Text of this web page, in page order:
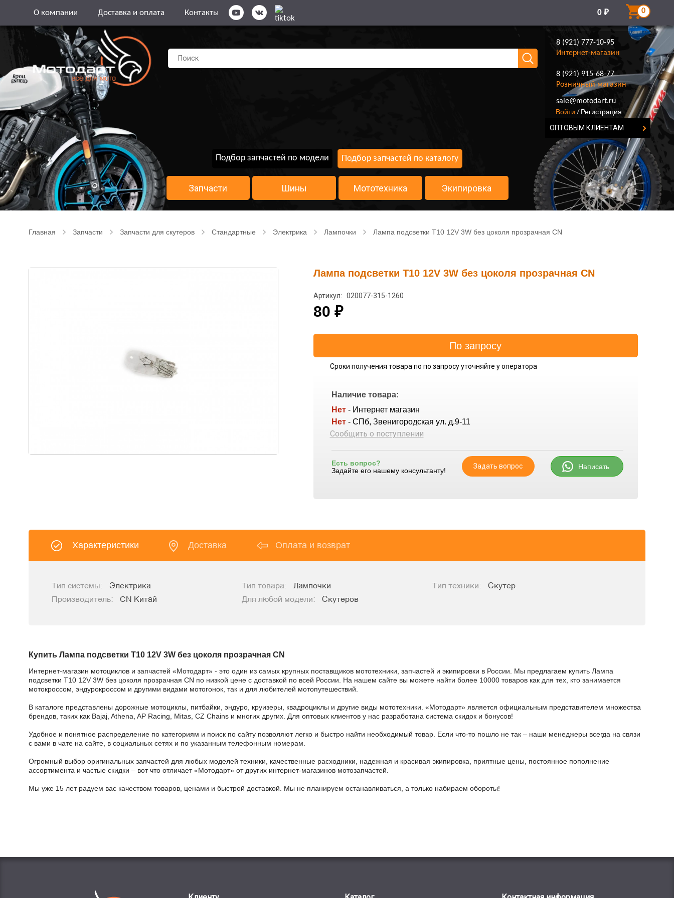
О компании Доставка и оплата Контакты 0 ₽ 0
8 (921) 777-10-95
Интернет-магазин
8 (921) 915-68-77
Розничный магазин
8 (921) 777-10-95
sale@motodart.ru
Войти / Регистрация
ОПТОВЫМ КЛИЕНТАМ
Подбор запчастей по модели Подбор запчастей по каталогу
Запчасти Шины Мототехника Экипировка
Главная Запчасти Запчасти для скутеров Стандартные Электрика Лампочки Лампа подсветки T10 12V 3W без цоколя прозрачная CN
Лампа подсветки T10 12V 3W без цоколя прозрачная CN
Артикул: 020077-315-1260
80 ₽
Сроки получения товара по по запросу уточняйте у оператора
Наличие товара:
Нет - Интернет магазин
Нет - СПб, Звенигородская ул. д.9-11
Сообщить о поступлении
Есть вопрос?
Задайте его нашему консультанту!
Задать вопрос Написать
Характеристики Доставка Оплата и возврат
Тип системы: Электрика Тип товара: Лампочки Тип техники:
Скутер
Производитель:
CN Китай Для любой модели: Скутеров
Купить Лампа подсветки T10 12V 3W без цоколя прозрачная CN
Интернет-магазин мотоциклов и запчастей «Мотодарт» - это один из самых крупных поставщиков мототехники, запчастей и экипировки в России. Мы предлагаем купить Лампа
подсветки T10 12V 3W без цоколя прозрачная CN по низкой цене с доставкой по всей России. На нашем сайте вы можете найти более 10000 товаров как для тех, кто занимается
мотокроссом, эндурокроссом и другими видами мотогонок, так и для любителей мотопутешествий.
В каталоге представлены дорожные мотоциклы, питбайки, эндуро, круизеры, квадроциклы и другие виды мототехники. «Мотодарт» является официальным представителем множества
брендов, таких как Bajaj, Athena, AP Racing, Mitas, CZ Chains и многих других. Для оптовых клиентов у нас разработана система скидок и бонусов!
Удобное и понятное распределение по категориям и поиск по сайту позволяют легко и быстро найти необходимый товар. Если что-то пошло не так – наши менеджеры всегда на связи
с вами в чате на сайте, в социальных сетях и по указанным телефонным номерам.
Огромный выбор оригинальных запчастей для любых моделей техники, качественные расходники, надежная и красивая экипировка, приятные цены, постоянное пополнение
ассортимента и частые скидки – вот что отличает «Мотодарт» от других интернет-магазинов мотозапчастей.
Мы уже 15 лет радуем вас качеством товаров, ценами и быстрой доставкой. Мы не планируем останавливаться, а только набираем обороты!